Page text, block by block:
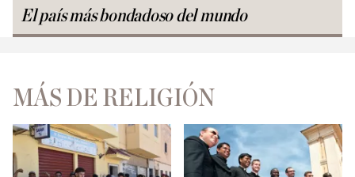
El país más bondadoso del mundo
MÁS DE RELIGIÓN